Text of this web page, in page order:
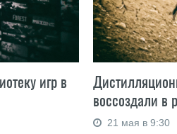
игр в
воссоздали в
21 мая в 9:30